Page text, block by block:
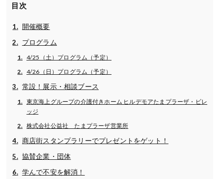
目次
開催概要
プログラム
4/25（土）プログラム（予定）
4/26（日）プログラム（予定）
常設！展示・相談ブース
東京海上グループの介護付きホーム ヒルデモアたまプラーザ・ビレ
ッジ
株式会社公益社 たまプラーザ営業所
商店街スタンプラリーでプレゼントをゲット！
協賛企業・団体
学んで不安を解消！